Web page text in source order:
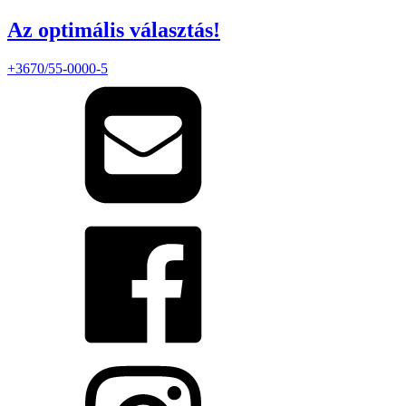
Az optimális választás!
+3670/55-0000-5